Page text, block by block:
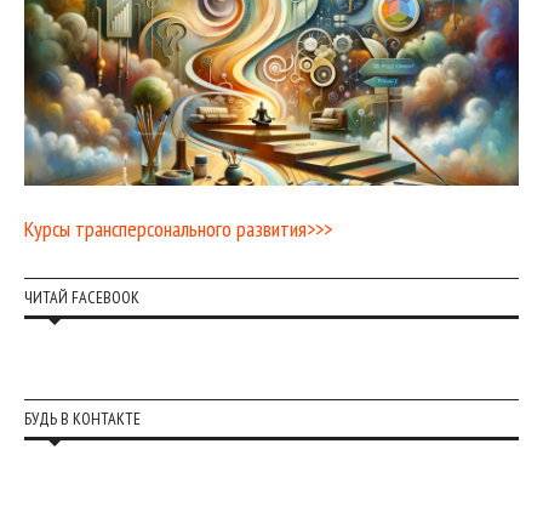
Курсы трансперсонального развития>>>
ЧИТАЙ FACEBOOK
БУДЬ В КОНТАКТЕ